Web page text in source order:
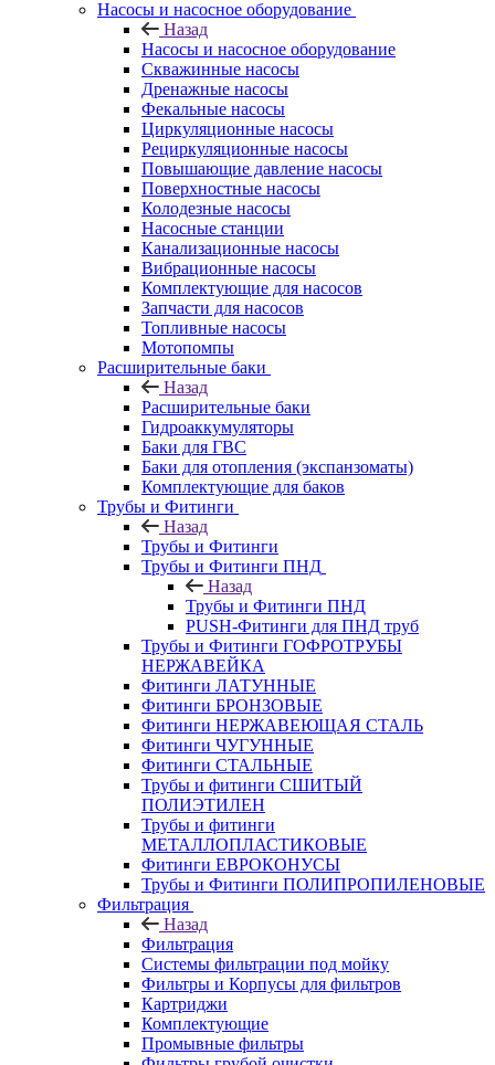
Насосы и насосное оборудование
Назад
Насосы и насосное оборудование
Скважинные насосы
Дренажные насосы
Фекальные насосы
Циркуляционные насосы
Рециркуляционные насосы
Повышающие давление насосы
Поверхностные насосы
Колодезные насосы
Насосные станции
Канализационные насосы
Вибрационные насосы
Комплектующие для насосов
Запчасти для насосов
Топливные насосы
Мотопомпы
Расширительные баки
Назад
Расширительные баки
Гидроаккумуляторы
Баки для ГВС
Баки для отопления (экспанзоматы)
Комплектующие для баков
Трубы и Фитинги
Назад
Трубы и Фитинги
Трубы и Фитинги ПНД
Назад
Трубы и Фитинги ПНД
PUSH-Фитинги для ПНД труб
Трубы и Фитинги ГОФРОТРУБЫ
НЕРЖАВЕЙКА
Фитинги ЛАТУННЫЕ
Фитинги БРОНЗОВЫЕ
Фитинги НЕРЖАВЕЮЩАЯ СТАЛЬ
Фитинги ЧУГУННЫЕ
Фитинги СТАЛЬНЫЕ
Трубы и фитинги СШИТЫЙ
ПОЛИЭТИЛЕН
Трубы и фитинги
МЕТАЛЛОПЛАСТИКОВЫЕ
Фитинги ЕВРОКОНУСЫ
Трубы и Фитинги ПОЛИПРОПИЛЕНОВЫЕ
Фильтрация
Назад
Фильтрация
Системы фильтрации под мойку
Фильтры и Корпусы для фильтров
Картриджи
Комплектующие
Промывные фильтры